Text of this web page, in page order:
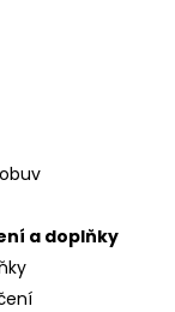
a doplňky